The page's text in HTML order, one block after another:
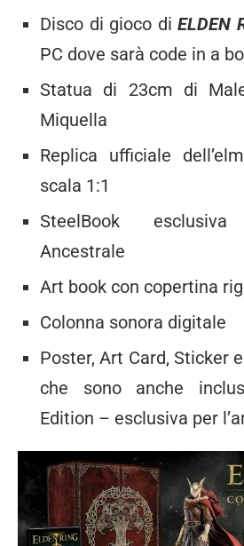
Disco di gioco di ELDEN
PC dove sarà code in a
Statua di 23cm di
Miquella
Replica ufficiale
scala 1:1
SteelBook
Ancestrale
Art book con copertina
Colonna sonora digitale
Poster, Art Card, Sticker
che sono anche
Edition – esclusiva per